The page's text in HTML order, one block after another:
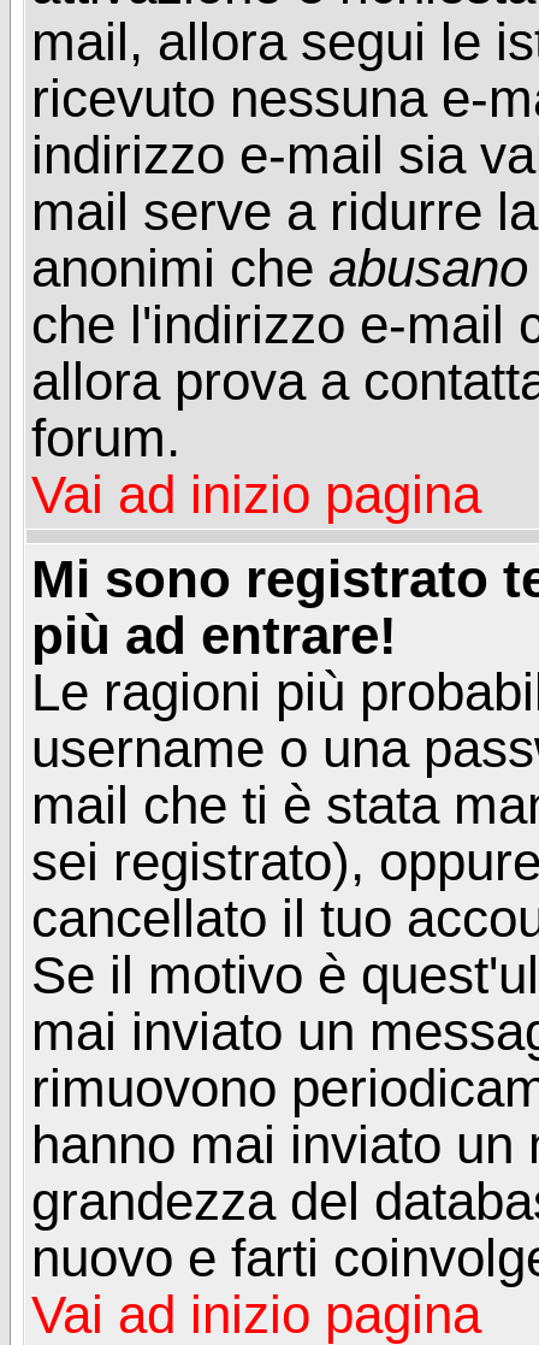
mail, allora segui le
ricevuto nessuna e-
indirizzo e-mail sia
mail serve a ridurre
anonimi che abusano
che l'indirizzo e-mail
allora prova a
forum.
Vai ad inizio pagina
Mi sono registrato
più ad entrare!
Le ragioni più
username o una
mail che ti è stata
sei registrato),
cancellato il tuo
Se il motivo è
mai inviato un
rimuovono
hanno mai inviato
grandezza del
nuovo e farti
Vai ad inizio pagina